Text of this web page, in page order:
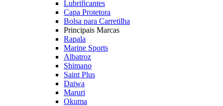
Lubrificantes
Capa Protetora
Bolsa para Carretilha
Principais Marcas
Rapala
Marine Sports
Albatroz
Shimano
Saint Plus
Daiwa
Maruri
Okuma